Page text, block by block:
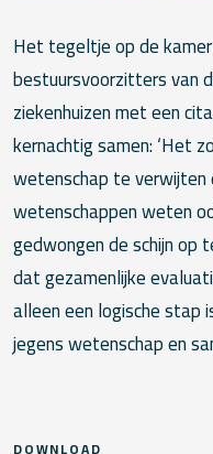
Het tegeltje op de
bestuursvoorzitters van
ziekenhuizen met een
kernachtig samen: ‘Het
wetenschap te
wetenschappen weten
gedwongen de schijn op
dat gezamenlijke
alleen een logische stap
jegens wetenschap en